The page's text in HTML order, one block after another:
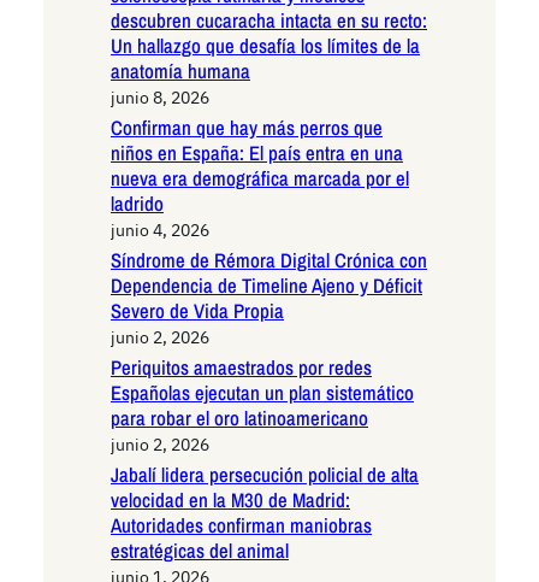
descubren cucaracha intacta en su recto:
Un hallazgo que desafía los límites de la
anatomía humana
junio 8, 2026
Confirman que hay más perros que
niños en España: El país entra en una
nueva era demográfica marcada por el
ladrido
junio 4, 2026
Síndrome de Rémora Digital Crónica con
Dependencia de Timeline Ajeno y Déficit
Severo de Vida Propia
junio 2, 2026
Periquitos amaestrados por redes
Españolas ejecutan un plan sistemático
para robar el oro latinoamericano
junio 2, 2026
Jabalí lidera persecución policial de alta
velocidad en la M30 de Madrid:
Autoridades confirman maniobras
estratégicas del animal
junio 1, 2026